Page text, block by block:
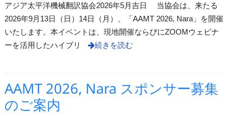
アジア太平洋機械翻訳協会2026年5月吉日 当協会は、来たる
2026年9月13日（日）14日（月）、「AAMT 2026, Nara」を開催
いたします。本イベントは、現地開催ならびにZOOMウェビナ
ーを活用したハイブリ
続きを読む
AAMT 2026, Nara スポンサー募集
のご案内